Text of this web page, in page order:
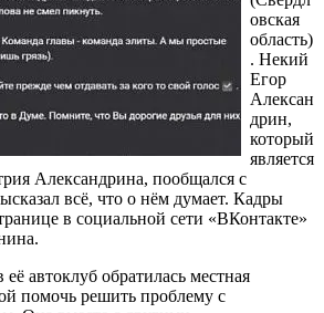
овская
область)
. Некий
Егор
Алексан
дрин,
который
является
Александрина, пообщался с
всё, что о нём думает. Кадры
в социальной сети «ВКонтакте»
автоклуб обратилась местная
помочь решить проблему с